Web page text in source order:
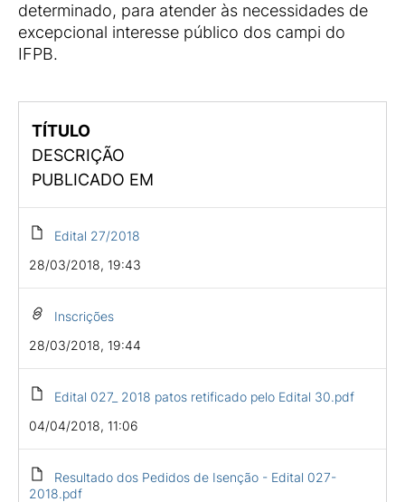
determinado, para atender às necessidades de
excepcional interesse público dos campi do
IFPB.
TÍTULO
DESCRIÇÃO
PUBLICADO EM
Edital 27/2018
28/03/2018, 19:43
Inscrições
28/03/2018, 19:44
Edital 027_ 2018 patos retificado pelo Edital 30.pdf
04/04/2018, 11:06
Resultado dos Pedidos de Isenção - Edital 027-
2018.pdf